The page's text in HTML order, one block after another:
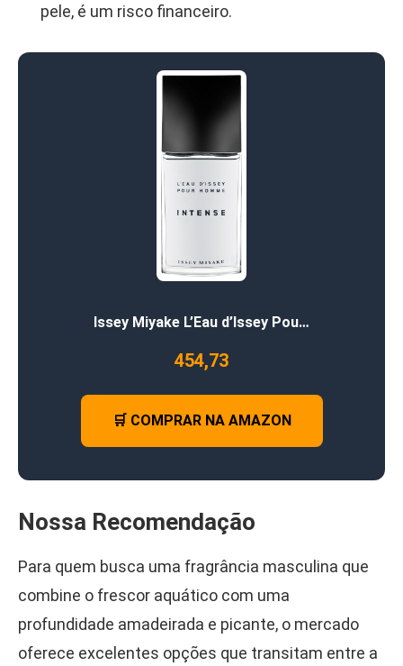
pele, é um risco financeiro.
Issey Miyake L’Eau d’Issey Pou…
454,73
🛒 COMPRAR NA AMAZON
Nossa Recomendação
Para quem busca uma fragrância masculina que
combine o frescor aquático com uma
profundidade amadeirada e picante, o mercado
oferece excelentes opções que transitam entre a